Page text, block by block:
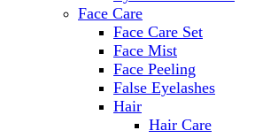
Face Care
Face Care Set
Face Mist
Face Peeling
False Eyelashes
Hair
Hair Care